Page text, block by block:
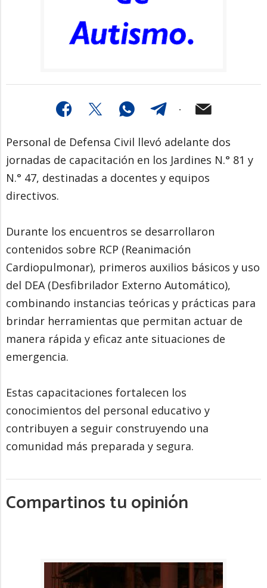
Personal de Defensa Civil llevó adelante dos
jornadas de capacitación en los Jardines N.° 81 y
N.° 47, destinadas a docentes y equipos
directivos.
Durante los encuentros se desarrollaron
contenidos sobre RCP (Reanimación
Cardiopulmonar), primeros auxilios básicos y uso
del DEA (Desfibrilador Externo Automático),
combinando instancias teóricas y prácticas para
brindar herramientas que permitan actuar de
manera rápida y eficaz ante situaciones de
emergencia.
Estas capacitaciones fortalecen los
conocimientos del personal educativo y
contribuyen a seguir construyendo una
comunidad más preparada y segura.
Compartinos tu opinión